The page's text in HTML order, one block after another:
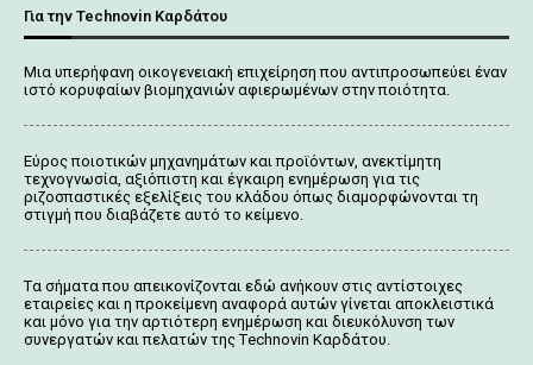
Για την Technovin Καρδάτου
Μια υπερήφανη οικογενειακή επιχείρηση που αντιπροσωπεύει έναν
ιστό κορυφαίων βιομηχανιών αφιερωμένων στην ποιότητα.
Εύρος ποιοτικών μηχανημάτων και προϊόντων, ανεκτίμητη
τεχνογνωσία, αξιόπιστη και έγκαιρη ενημέρωση για τις
ριζοσπαστικές εξελίξεις του κλάδου όπως διαμορφώνονται τη
στιγμή που διαβάζετε αυτό το κείμενο.
Tα σήματα που απεικονίζονται εδώ ανήκουν στις αντίστοιχες
εταιρείες και η προκείμενη αναφορά αυτών γίνεται αποκλειστικά
και μόνο για την αρτιότερη ενημέρωση και διευκόλυνση των
συνεργατών και πελατών της Τechnovin Kαρδάτου.